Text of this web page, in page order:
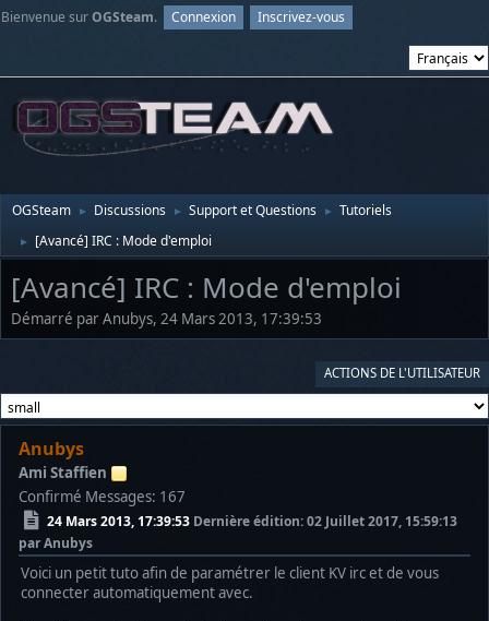
Bienvenue surOGSteam. Connexion Inscrivez-vous
OGSteam ► Discussions ► Support et Questions ► Tutoriels
► [Avancé] IRC : Mode d'emploi
[Avancé] IRC : Mode d'emploi
Démarré par Anubys, 24 Mars 2013, 17:39:53
ACTIONS DE L'UTILISATEUR
Anubys
Ami Staffien
Confirmé Messages: 167
24 Mars 2013, 17:39:53 Dernière édition: 02 Juillet 2017, 15:59:13
par Anubys
Voici un petit tuto afin de paramétrer le client KV irc et de vous
connecter automatiquement avec.